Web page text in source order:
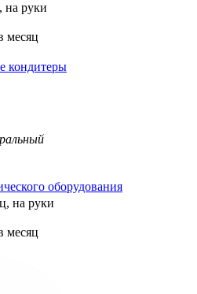
на руки
месяц
кондитеры
оборудования
на руки
месяц